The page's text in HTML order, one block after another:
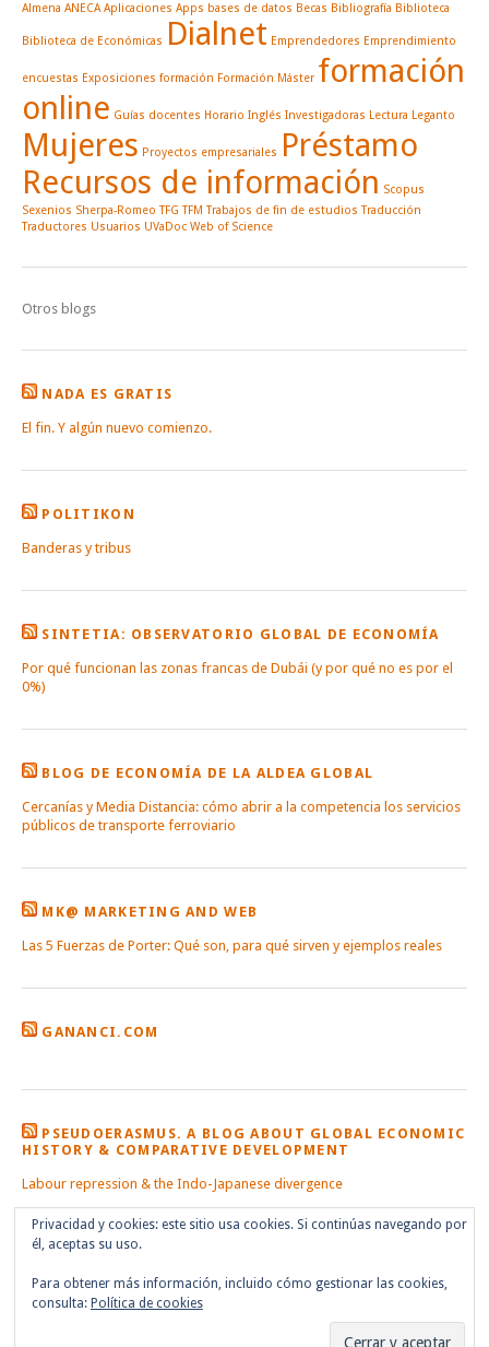
Almena ANECA Aplicaciones Apps bases de datos Becas Bibliografía Biblioteca
Biblioteca de Económicas Dialnet Emprendedores Emprendimiento
encuestas Exposiciones formación Formación Máster formación
online Guías docentes Horario Inglés Investigadoras Lectura Leganto
Mujeres Proyectos empresariales Préstamo
Recursos de información Scopus
Sexenios Sherpa-Romeo TFG TFM Trabajos de fin de estudios Traducción
Traductores Usuarios UVaDoc Web of Science
Otros blogs
NADA ES GRATIS
El fin. Y algún nuevo comienzo.
POLITIKON
Banderas y tribus
SINTETIA: OBSERVATORIO GLOBAL DE ECONOMÍA
Por qué funcionan las zonas francas de Dubái (y por qué no es por el
0%)
BLOG DE ECONOMÍA DE LA ALDEA GLOBAL
Cercanías y Media Distancia: cómo abrir a la competencia los servicios
públicos de transporte ferroviario
MK@ MARKETING AND WEB
Las 5 Fuerzas de Porter: Qué son, para qué sirven y ejemplos reales
GANANCI.COM
PSEUDOERASMUS. A BLOG ABOUT GLOBAL ECONOMIC
HISTORY & COMPARATIVE DEVELOPMENT
Labour repression & the Indo-Japanese divergence
Privacidad y cookies: este sitio usa cookies. Si continúas navegando por
él, aceptas su uso.
Para obtener más información, incluido cómo gestionar las cookies,
consulta: Política de cookies